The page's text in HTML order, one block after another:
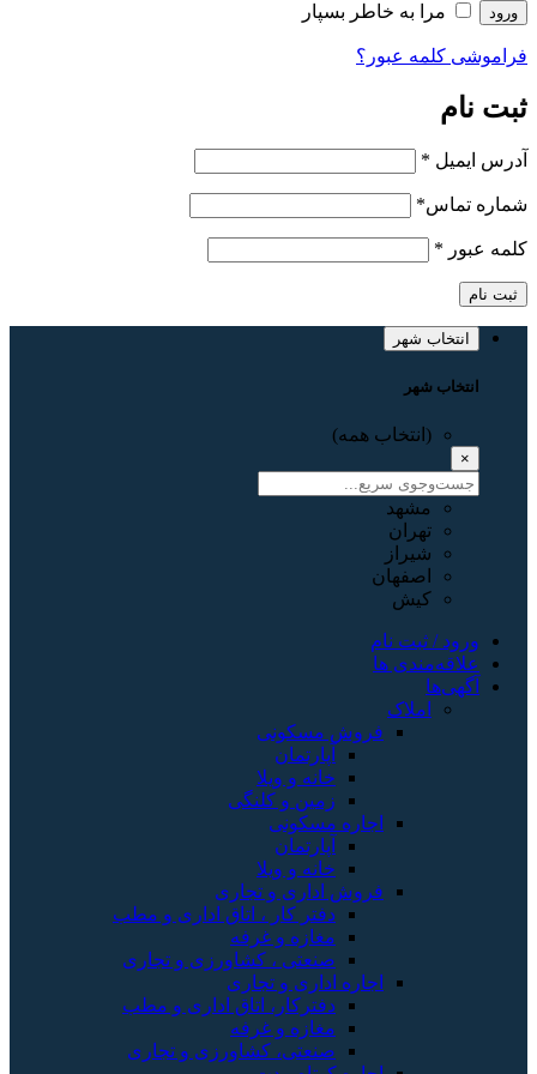
ورود مرا به خاطر بسپار
فراموشی کلمه عبور؟
ثبت نام
آدرس ایمیل *
شماره تماس*
کلمه عبور *
ثبت نام
انتخاب شهر
انتخاب شهر
(انتخاب همه)
×
مشهد
تهران
شیراز
اصفهان
کیش
ورود / ثبت نام
علاقه‌مندی ها
آگهی‌ها
املاک
فروش مسکونی
آپارتمان
خانه و ویلا
زمین و کلنگی
اجاره مسکونی
آپارتمان
خانه و ویلا
فروش اداری و تجاری
دفتر کار ، اتاق اداری و مطب
مغازه و غرفه
صنعتی ، کشاورزی و تجاری
اجاره اداری و تجاری
دفترکار، اتاق اداری و مطب
مغازه و غرفه
صنعتی، کشاورزی و تجاری